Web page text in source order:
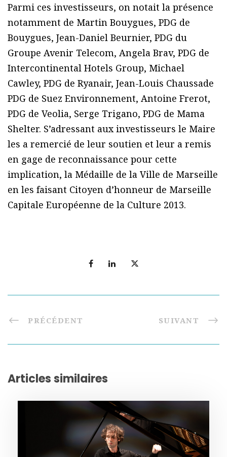
Parmi ces investisseurs, on notait la présence
notamment de Martin Bouygues, PDG de
Bouygues, Jean-Daniel Beurnier, PDG du
Groupe Avenir Telecom, Angela Brav, PDG de
Intercontinental Hotels Group, Michael
Cawley, PDG de Ryanair, Jean-Louis Chaussade
PDG de Suez Environnement, Antoine Frerot,
PDG de Veolia, Serge Trigano, PDG de Mama
Shelter. S’adressant aux investisseurs le Maire
les a remercié de leur soutien et leur a remis
en gage de reconnaissance pour cette
implication, la Médaille de la Ville de Marseille
en les faisant Citoyen d’honneur de Marseille
Capitale Européenne de la Culture 2013.
PRÉCÉDENT SUIVANT
Articles similaires